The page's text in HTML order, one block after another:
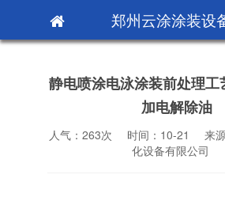
郑州云涂涂装设
静电喷涂电泳涂装前处理工
加电解除油
人气：263次 时间：10-21
来
化设备有限公司